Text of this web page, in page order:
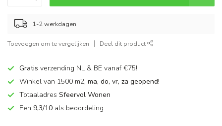
1-2 werkdagen
Toevoegen om te vergelijken Deel dit product
Gratis verzending NL & BE vanaf €75!
Winkel van 1500 m2, ma, do, vr, za geopend!
Totaaladres Sfeervol Wonen
Een 9,3/10 als beoordeling